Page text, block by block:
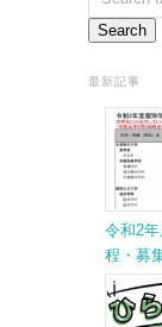
最新記事
令和2
程・募